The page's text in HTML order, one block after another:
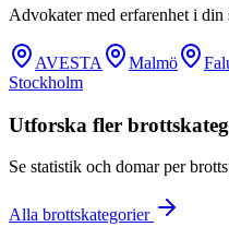
Advokater med erfarenhet i din
AVESTA Malmö
Stockholm
Utforska fler
Se statistik och domar per
Alla brottskategorier